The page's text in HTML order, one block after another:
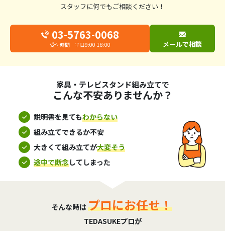
スタッフに何でもご相談ください！
03-5763-0068
受付時間 平日9:00-18:00 メールで相談
家具・テレビスタンド組み立てで
こんな不安ありませんか？
説明書を見てもわからない
組み立てできるか不安
大きくて組み立てが大変そう
途中で断念してしまった
そんな時はプロにお任せ！
TEDASUKEプロが